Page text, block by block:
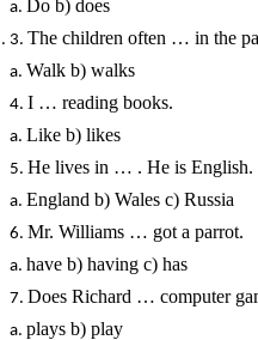
Do b) does
The children often … in the
Walk b) walks
I … reading books.
Like b) likes
He lives in … . He is English.
England b) Wales c) Russia
Mr. Williams … got a parrot.
have b) having c) has
Does Richard … computer
plays b) play